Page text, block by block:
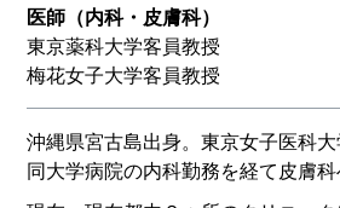
医師（内科・皮膚科）
東京薬科大学客員教授
梅花女子大学客員教授
沖縄県宮古島出身。東京女子医科大
同大学病院の内科勤務を経て皮膚科